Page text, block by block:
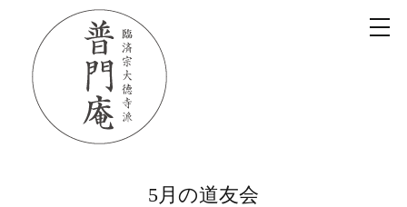
5月の道友会